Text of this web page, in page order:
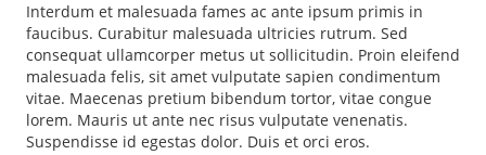
Interdum et malesuada fames ac ante ipsum primis in
faucibus. Curabitur malesuada ultricies rutrum. Sed
consequat ullamcorper metus ut sollicitudin. Proin eleifend
malesuada felis, sit amet vulputate sapien condimentum
vitae. Maecenas pretium bibendum tortor, vitae congue
lorem. Mauris ut ante nec risus vulputate venenatis.
Suspendisse id egestas dolor. Duis et orci eros.